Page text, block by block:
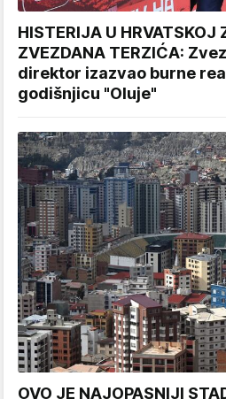
HISTERIJA U HRVATSKOJ
ZVEZDANA TERZIĆA:
direktor izazvao burne
godišnjicu "Oluje"
OVO JE NAJOPASNIJI